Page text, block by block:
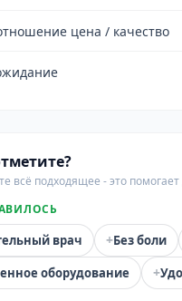
цена / качество
всё подходящее - это
врач +Без боли
оборудование +